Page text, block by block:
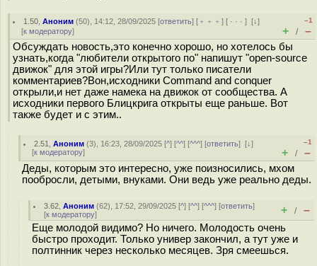
1.50 ,Аноним (50), 14:12, 28/09/2025 [ответить] [ ﹢﹢﹢] [ · · ·][↓]
[к модератору]
–1
+ / –
Обсуждать новость,это конечно хорошо, но хотелось бы
узнать,когда "любители открытого по" напишут "open-source
движок" для этой игры?Или тут только писатели
комментариев?Вон,исходники Command and conquer
открыли,и нет даже намека на движок от сообщества. А
исходники первого Блицкрига открыты еще раньше. Вот
также будет и с этим..
2.51 ,Аноним (3), 16:23, 28/09/2025 [^] [^^] [^^^] [ответить][↓]
[к модератору]
–1
+ / –
Деды, которым это интересно, уже поизносились, мхом
пообросли, детыми, внуками. Они ведь уже реально деды.
3.62 ,Аноним (62), 17:52, 29/09/2025 [^] [^^] [^^^] [ответить]
[к модератору] + / –
Еще молодой видимо? Но ничего. Молодость очень
быстро проходит. Только универ закончил, а тут уже и
полтинник через несколько месяцев. Зря смеешься.